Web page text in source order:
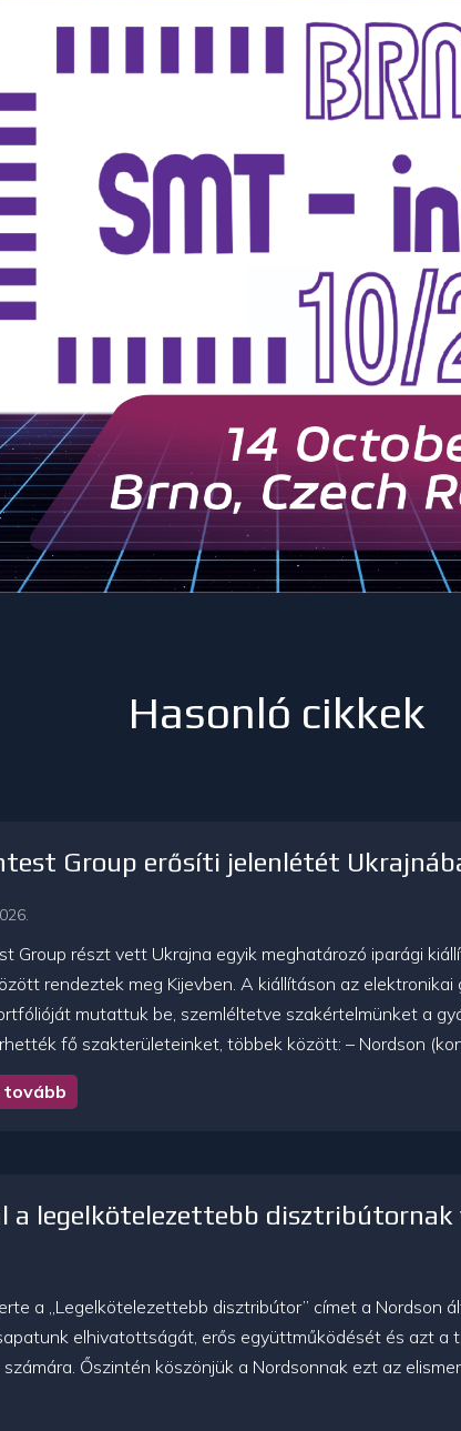
Hasonló cikkek
Group erősíti jelenlétét
Group részt vett Ukrajna egyik meghatározó iparági
rendeztek meg Kijevben. A kiállításon az
mutattuk be, szemléltetve szakértelmünket a
fő szakterületeinket, többek között: – Nordson
tovább
a legelkötelezettebb disztribútornak
a „Legelkötelezettebb disztribútor” címet a Nordson
elhivatottságát, erős együttműködését és azt a
Őszintén köszönjük a Nordsonnak ezt az